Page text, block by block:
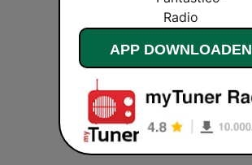
APP DOWNLOADEN